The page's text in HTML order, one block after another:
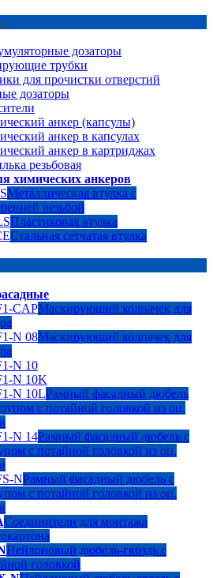
дозаторы
трубки
для прочистки отверстий
дозаторы
анкер (капсулы)
анкер в капсулах
анкер в картриджах
резьбовая
химических анкеров
Металлическая втулка с
резьбой
Пластиковая втулка
Стальная сетчатая втулка
CAPМаскирующий колпачек для
N 08Маскирующий колпачек для
N 10
N 10K
N 10LРамный фасадный дюбель
с потайной головкой из оц.
N 14Рамный фасадный дюбель с
с потайной головкой из оц.
NРамный фасадный дюбель с
с потайной головкой из оц.
Соединители для монтажа
Нейлоновый дюбель-гвоздь с
головкой